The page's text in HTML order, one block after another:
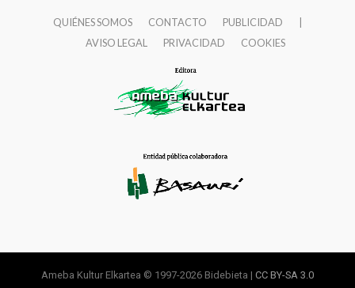
QUIÉNES SOMOS CONTACTO PUBLICIDAD
AVISO LEGAL
PRIVACIDAD COOKIES
Ameba Kultur Elkartea © 1997-2026 Bidebieta | CC BY-SA 3.0